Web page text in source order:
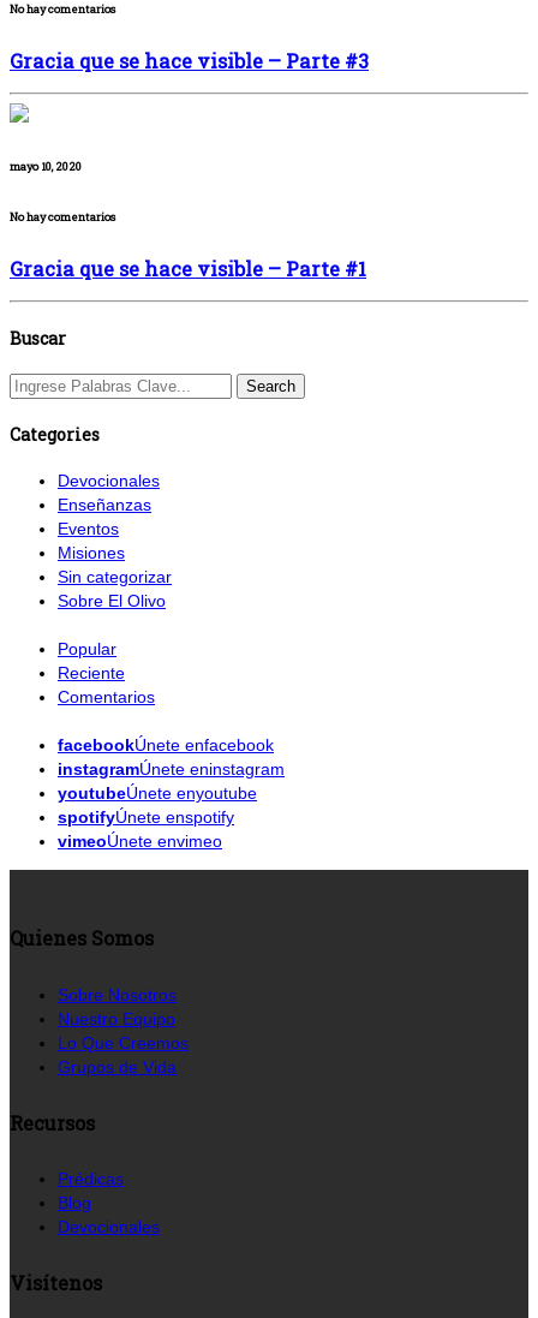
No hay comentarios
Gracia que se hace visible – Parte #3
mayo 10, 2020
No hay comentarios
Gracia que se hace visible – Parte #1
Buscar
Categories
Devocionales
Enseñanzas
Eventos
Misiones
Sin categorizar
Sobre El Olivo
Popular
Reciente
Comentarios
facebookÚnete enfacebook
instagramÚnete eninstagram
youtubeÚnete enyoutube
spotifyÚnete enspotify
vimeoÚnete envimeo
Quienes Somos
Sobre Nosotros
Nuestro Equipo
Lo Que Creemos
Grupos de Vida
Recursos
Prédicas
Blog
Devocionales
Visítenos